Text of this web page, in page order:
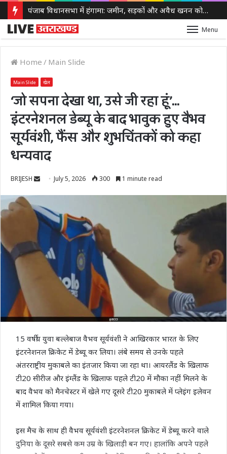
पंजाब विधानसभा में हंगामा: जमीन, सड़कों और अवैध खनन को लेकर सरकार पर विपक्ष के तीखे सवाल
Menu
Home / Main Slide
Main Slide खेल
‘जो सपना देखा था, उसे जी रहा हूं’…
इंटरनेशनल डेब्यू के बाद भावुक हुए वैभव
सूर्यवंशी, फैंस और शुभचिंतकों को कहा
धन्यवाद
BRIJESH
SendJuly 5, 2026 300 1 minute read
15 वर्षीय युवा बल्लेबाज वैभव सूर्यवंशी ने आखिरकार भारत के लिए
इंटरनेशनल क्रिकेट में डेब्यू कर लिया। लंबे समय से उनके पहले
अंतरराष्ट्रीय मुकाबले का इंतजार किया जा रहा था। आयरलैंड के खिलाफ
टी20 सीरीज और इंग्लैंड के खिलाफ पहले टी20 में मौका नहीं मिलने के
बाद वैभव को मैनचेस्टर में खेले गए दूसरे टी20 मुकाबले में प्लेइंग इलेवन
में शामिल किया गया।
इस मैच के साथ ही वैभव सूर्यवंशी इंटरनेशनल क्रिकेट में डेब्यू करने वाले
दुनिया के दूसरे सबसे कम उम्र के खिलाड़ी बन गए। हालांकि अपने पहले